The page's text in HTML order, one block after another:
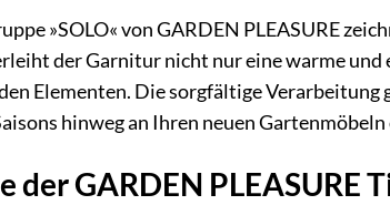
»SOLO« von GARDEN PLEASURE
der Garnitur nicht nur eine warme
Elementen. Die sorgfältige Verarbeitung
hinweg an Ihren neuen
der GARDEN PLEASURE